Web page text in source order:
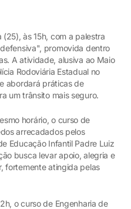
às 15h, com a palestra
promovida dentro
A atividade, alusiva ao Maio
Rodoviária Estadual no
abordará práticas de
um trânsito mais seguro.
horário, o curso de
arrecadados pelos
Educação Infantil Padre Luiz
busca levar apoio, alegria e
fortemente atingida pelas
o curso de Engenharia de